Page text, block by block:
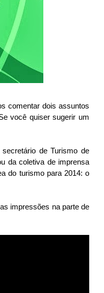
comentar dois assuntos
você quiser sugerir um
de Turismo de
da coletiva de imprensa
do turismo para 2014: o
impressões na parte de